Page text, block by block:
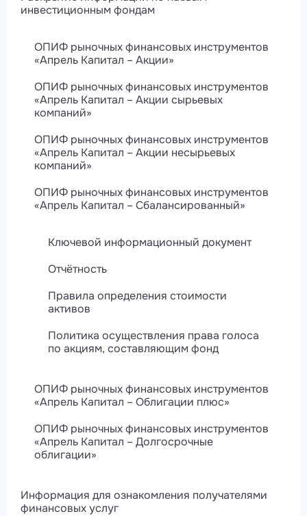
инвестиционным фондам
ОПИФ рыночных финансовых инструментов
«Апрель Капитал – Акции»
ОПИФ рыночных финансовых инструментов
«Апрель Капитал – Акции сырьевых
компаний»
ОПИФ рыночных финансовых инструментов
«Апрель Капитал – Акции несырьевых
компаний»
ОПИФ рыночных финансовых инструментов
«Апрель Капитал – Сбалансированный»
Ключевой информационный документ
Отчётность
Правила определения стоимости
активов
Политика осуществления права голоса
по акциям, составляющим фонд
ОПИФ рыночных финансовых инструментов
«Апрель Капитал – Облигации плюс»
ОПИФ рыночных финансовых инструментов
«Апрель Капитал – Долгосрочные
облигации»
Информация для ознакомления получателями
финансовых услуг